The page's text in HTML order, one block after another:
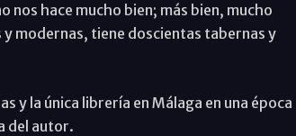
nos hace mucho bien; más bien, mucho
modernas, tiene doscientas tabernas y
y la única librería en Málaga en una época
del autor.